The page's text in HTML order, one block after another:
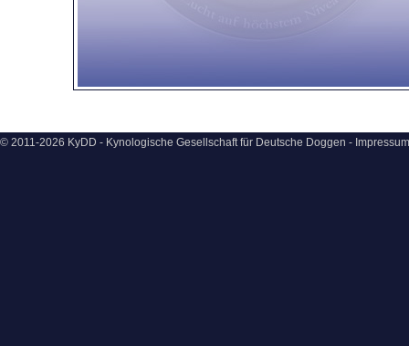
© 2011-2026 KyDD - Kynologische Gesellschaft für Deutsche Doggen - Impressum